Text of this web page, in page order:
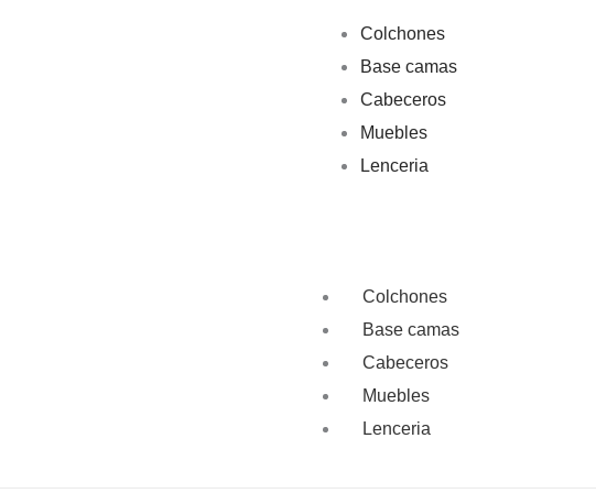
Colchones
Base camas
Cabeceros
Muebles
Lenceria
Colchones
Base camas
Cabeceros
Muebles
Lenceria